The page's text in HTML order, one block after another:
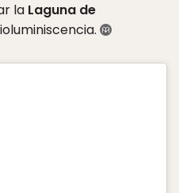
la Laguna de